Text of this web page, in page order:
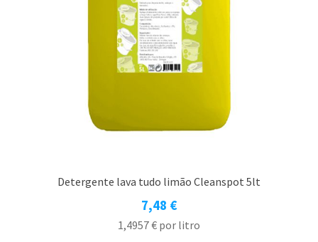
Detergente lava tudo limão Cleanspot 5lt
7,48 €
1,4957€ por litro